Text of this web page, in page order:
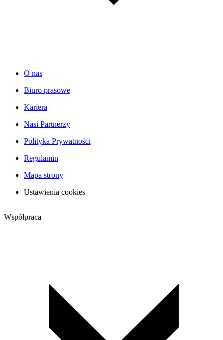
O nas
Biuro prasowe
Kariera
Nasi Partnerzy
Polityka Prywatności
Regulamin
Mapa strony
Ustawienia cookies
Współpraca